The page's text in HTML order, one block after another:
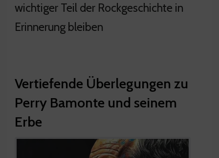
wichtiger Teil der Rockgeschichte in
Erinnerung bleiben
Vertiefende Überlegungen zu
Perry Bamonte und seinem
Erbe